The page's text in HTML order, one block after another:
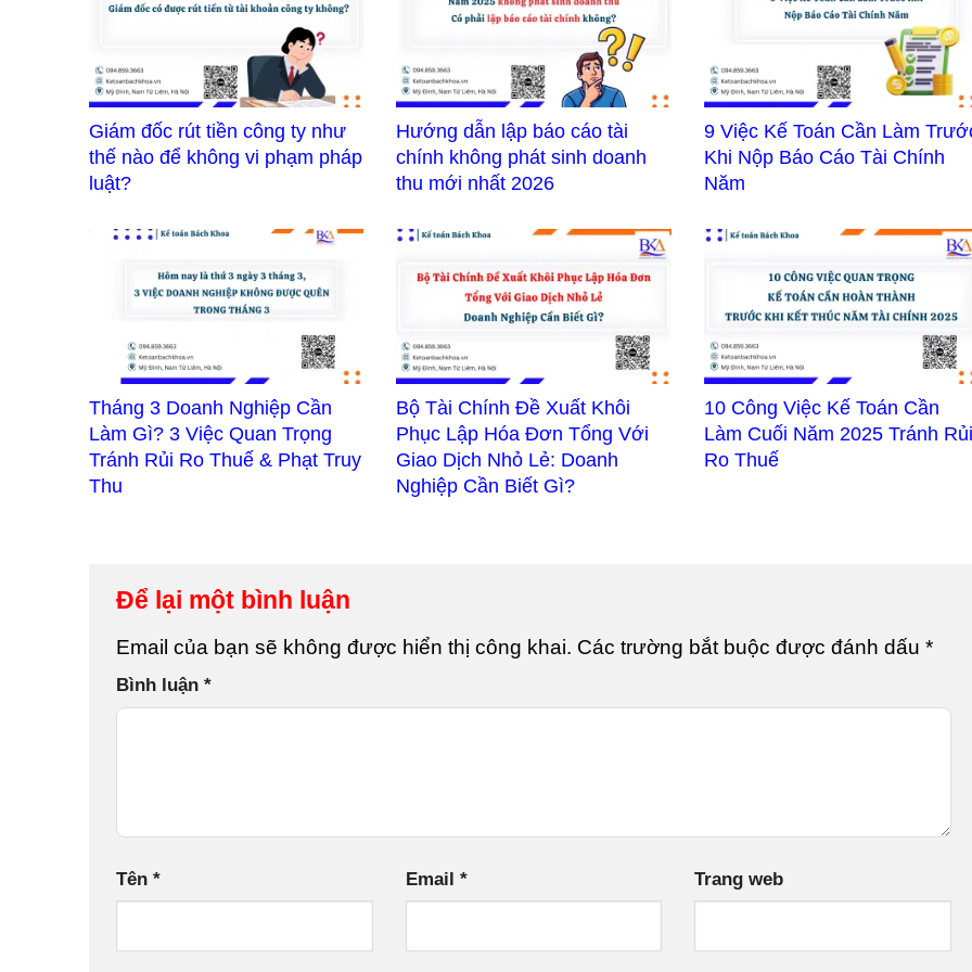
Giám đốc rút tiền công ty như
thế nào để không vi phạm pháp
luật?
Hướng dẫn lập báo cáo tài
chính không phát sinh doanh
thu mới nhất 2026
9 Việc Kế Toán Cần Làm
Khi Nộp Báo Cáo Tài Chính
Năm
Tháng 3 Doanh Nghiệp Cần
Làm Gì? 3 Việc Quan Trọng
Tránh Rủi Ro Thuế & Phạt Truy
Thu
Bộ Tài Chính Đề Xuất Khôi
Phục Lập Hóa Đơn Tổng Với
Giao Dịch Nhỏ Lẻ: Doanh
Nghiệp Cần Biết Gì?
10 Công Việc Kế Toán Cần
Làm Cuối Năm 2025 Tránh Rủi
Ro Thuế
Để lại một bình luận
Email của bạn sẽ không được hiển thị công khai. Các trường bắt buộc được đánh dấu *
Bình luận *
Tên * Email * Trang web